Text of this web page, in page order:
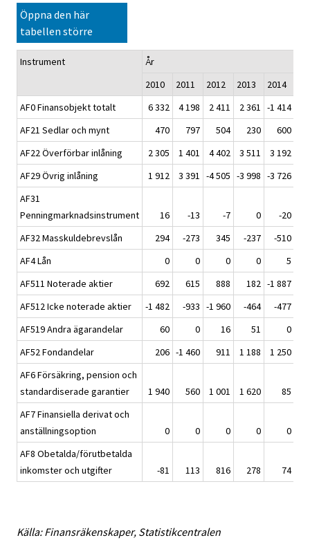
Öppna den här
tabellen större
Instrument
År
2010
2011 2012 2013 2014
AF0 Finansobjekt totalt
6 332 4 198 2 411 2 361 -1 414
AF21 Sedlar och mynt
470 797 504 230 600
AF22 Överförbar inlåning
2 305 1 401 4 402 3 511 3 192
AF29 Övrig inlåning
1 912 3 391 -4 505 -3 998 -3 726
AF31
Penningmarknadsinstrument
16 -13 -7 0
-20
AF32 Masskuldebrevslån
294 -273 345 -237 -510
AF4 Lån
0 0 0 0
5
AF511 Noterade aktier
692 615 888 182 -1 887
AF512 Icke noterade aktier
-1 482 -933 -1 960 -464
-477
AF519 Andra ägarandelar
60 0 16 51
0
AF52 Fondandelar
206 -1 460 911 1 188 1 250
AF6 Försäkring, pension och
standardiserade garantier
1 940 560 1 001 1 620 85
AF7 Finansiella derivat och
anställningsoption
0 0 0 0
0
AF8 Obetalda/förutbetalda
inkomster och utgifter
-81 113 816 278 74
Källa: Finansräkenskaper, Statistikcentralen